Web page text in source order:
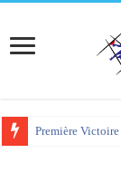
Première
tournoi